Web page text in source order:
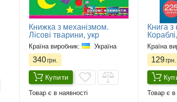
Книжка з механізмом.
Лісові тварини, укр
Країна виробник: Україна
340грн.
Купити
Товар є в наявності
Книга з
Країна
129грн.
Товар є в